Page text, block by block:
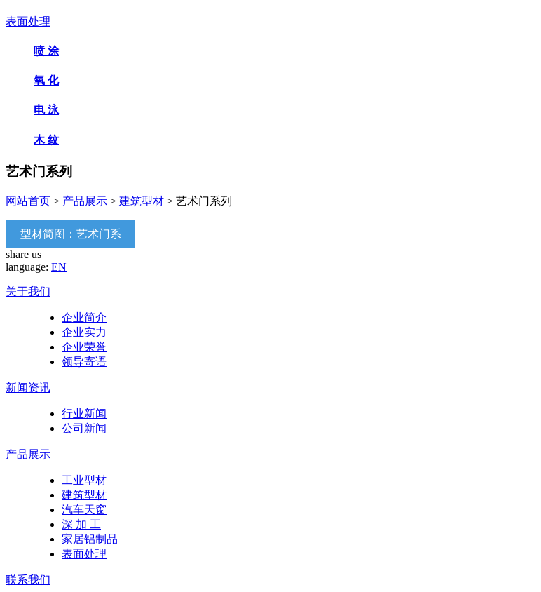
表面处理
喷 涂
氧 化
电 泳
木 纹
艺术门系列
网站首页 > 产品展示 > 建筑型材 > 艺术门系列
型材简图：艺术门系
列
share us
language: EN
关于我们
企业简介
企业实力
企业荣誉
领导寄语
新闻资讯
行业新闻
公司新闻
产品展示
工业型材
建筑型材
汽车天窗
深 加 工
家居铝制品
表面处理
联系我们